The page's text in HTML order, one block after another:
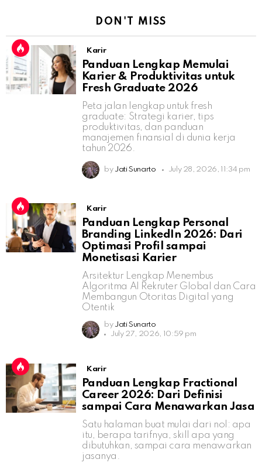
DON'T MISS
Karir
Panduan Lengkap Memulai
Karier & Produktivitas untuk
Fresh Graduate 2026
Peta jalan lengkap untuk fresh
graduate: Strategi karier, tips
produktivitas, dan panduan
manajemen finansial di dunia kerja
tahun 2026.
by Jati Sunarto July 28, 2026, 11:34 pm
Karir
Panduan Lengkap Personal
Branding LinkedIn 2026: Dari
Optimasi Profil sampai
Monetisasi Karier
Arsitektur Lengkap Menembus
Algoritma AI Rekruter Global dan Cara
Membangun Otoritas Digital yang
Otentik
by Jati Sunarto
July 27, 2026, 10:59 pm
Karir
Panduan Lengkap Fractional
Career 2026: Dari Definisi
sampai Cara Menawarkan Jasa
Satu halaman buat mulai dari nol: apa
itu, berapa tarifnya, skill apa yang
dibutuhkan, sampai cara menawarkan
jasanya.